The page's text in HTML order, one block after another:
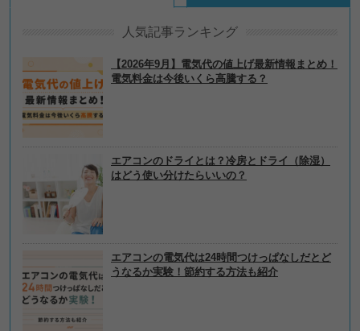
人気記事ランキング
【2026年9月】電気代の値上げ最新情報まとめ！
電気料金は今後いくら高騰する？
エアコンのドライとは？冷房とドライ（除湿）
はどう使い分けたらいいの？
エアコンの電気代は24時間つけっぱなしだとど
うなるか実験！節約する方法も紹介